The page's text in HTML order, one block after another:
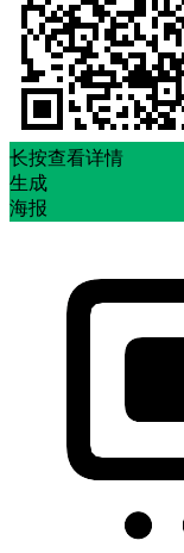
长按查看详情
生成
海报